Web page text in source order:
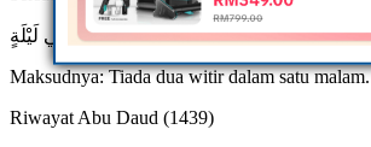
لاَ وِتْرَانِ فِي لَيْلَةٍ
Maksudnya: Tiada dua witir dalam satu malam.
Riwayat Abu Daud (1439)